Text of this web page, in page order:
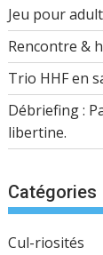
Jeu pour
Rencontre &
Trio HHF en
Débriefing :
libertine.
Catégories
Cul-riosités